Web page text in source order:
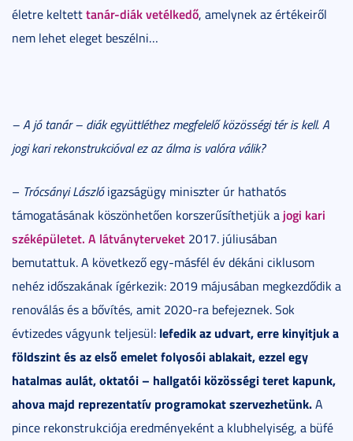
életre keltetttanár-diák vetélkedő, amelynek az értékeiről
nem lehet eleget beszélni…
– A jó tanár – diák együttléthez megfelelő közösségi tér is kell. A
jogi kari rekonstrukcióval ez az álma is valóra válik?
– Trócsányi Lászlóigazságügy miniszter úr hathatós
támogatásának köszönhetően korszerűsíthetjük a jogi kari
széképületet. A látványterveket 2017. júliusában
bemutattuk. A következő egy-másfél év dékáni ciklusom
nehéz időszakának ígérkezik: 2019 májusában megkezdődik a
renoválás és a bővítés, amit 2020-ra befejeznek. Sok
évtizedes vágyunk teljesül: lefedik az udvart, erre kinyitjuk a
földszint és az első emelet folyosói ablakait, ezzel egy
hatalmas aulát, oktatói – hallgatói közösségi teret kapunk,
ahova majd reprezentatív programokat szervezhetünk.A
pince rekonstrukciója eredményeként a klubhelyiség, a büfé